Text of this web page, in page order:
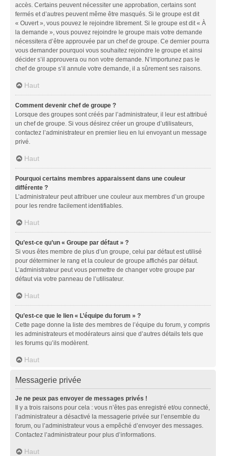
accès. Certains peuvent nécessiter une approbation, certains sont
fermés et d’autres peuvent même être masqués. Si le groupe est dit
« Ouvert », vous pouvez le rejoindre librement. Si le groupe est dit « À
la demande », vous pouvez rejoindre le groupe mais votre demande
nécessitera d’être approuvée par un chef de groupe. Ce dernier pourra
vous demander pourquoi vous souhaitez rejoindre le groupe et ainsi
décider s’il approuvera ou non votre demande. N’importunez pas le
chef de groupe s’il annule votre demande, il a sûrement ses raisons.
Haut
Comment devenir chef de groupe ?
Lorsque des groupes sont créés par l’administrateur, il leur est attribué
un chef de groupe. Si vous désirez créer un groupe d’utilisateurs,
contactez l’administrateur en premier lieu en lui envoyant un message
privé.
Haut
Pourquoi certains membres apparaissent dans une couleur
différente ?
L’administrateur peut attribuer une couleur aux membres d’un groupe
pour les rendre facilement identifiables.
Haut
Qu’est-ce qu’un « Groupe par défaut » ?
Si vous êtes membre de plus d’un groupe, celui par défaut est utilisé
pour déterminer le rang et la couleur de groupe affichés par défaut.
L’administrateur peut vous permettre de changer votre groupe par
défaut via votre panneau de l’utilisateur.
Haut
Qu’est-ce que le lien « L’équipe du forum » ?
Cette page donne la liste des membres de l’équipe du forum, y compris
les administrateurs et modérateurs ainsi que d’autres détails tels que
les forums qu’ils modèrent.
Haut
Messagerie privée
Je ne peux pas envoyer de messages privés !
Il y a trois raisons pour cela : vous n’êtes pas enregistré et/ou connecté,
l’administrateur a désactivé la messagerie privée sur l’ensemble du
forum, ou l’administrateur vous a empêché d’envoyer des messages.
Contactez l’administrateur pour plus d’informations.
Haut